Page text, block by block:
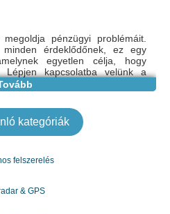
pénzügyi problémáit.
érdeklődőnek, ez egy
egyetlen célja, hogy
Lépjen kapcsolatba velünk a
címen vagy a WhatsApp-on:
az alábbi adatokat, ha érdekli.
kategóriák
felszerelés
& GPS